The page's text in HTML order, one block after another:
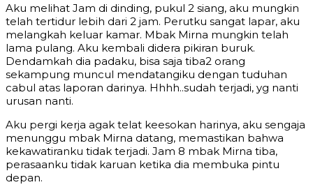
Aku melihat Jam di dinding, pukul 2 siang, aku mungkin
telah tertidur lebih dari 2 jam. Perutku sangat lapar, aku
melangkah keluar kamar. Mbak Mirna mungkin telah
lama pulang. Aku kembali didera pikiran buruk.
Dendamkah dia padaku, bisa saja tiba2 orang
sekampung muncul mendatangiku dengan tuduhan
cabul atas laporan darinya. Hhhh..sudah terjadi, yg nanti
urusan nanti.
Aku pergi kerja agak telat keesokan harinya, aku sengaja
menunggu mbak Mirna datang, memastikan bahwa
kekawatiranku tidak terjadi. Jam 8 mbak Mirna tiba,
perasaanku tidak karuan ketika dia membuka pintu
depan.